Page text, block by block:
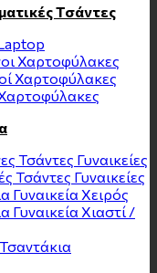
Τσάντες
Χαρτοφύλακες
Χαρτοφύλακες
Τσάντες Γυναικείες
Τσάντες Γυναικείες
Γυναικεία Χειρός
Γυναικεία Χιαστί /